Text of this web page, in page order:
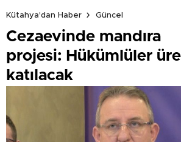
Kütahya'dan Haber
Güncel
Cezaevinde mandıra
projesi: Hükümlüler
katılacak